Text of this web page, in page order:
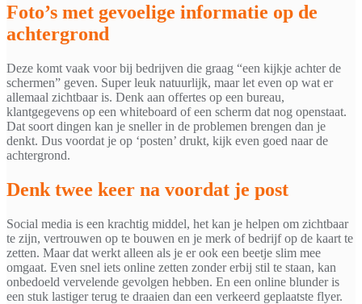
Foto’s met gevoelige informatie op de
achtergrond
Deze komt vaak voor bij bedrijven die graag “een kijkje achter de
schermen” geven. Super leuk natuurlijk, maar let even op wat er
allemaal zichtbaar is. Denk aan offertes op een bureau,
klantgegevens op een whiteboard of een scherm dat nog openstaat.
Dat soort dingen kan je sneller in de problemen brengen dan je
denkt. Dus voordat je op ‘posten’ drukt, kijk even goed naar de
achtergrond.
Denk twee keer na voordat je post
Social media is een krachtig middel, het kan je helpen om zichtbaar
te zijn, vertrouwen op te bouwen en je merk of bedrijf op de kaart te
zetten. Maar dat werkt alleen als je er ook een beetje slim mee
omgaat. Even snel iets online zetten zonder erbij stil te staan, kan
onbedoeld vervelende gevolgen hebben. En een online blunder is
een stuk lastiger terug te draaien dan een verkeerd geplaatste flyer.